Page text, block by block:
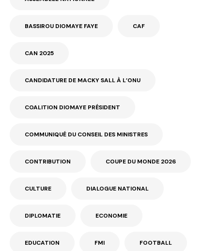
BASSIROU DIOMAYE FAYE CAF
CAN 2025
CANDIDATURE DE MACKY SALL À L’ONU
COALITION DIOMAYE PRÉSIDENT
COMMUNIQUÉ DU CONSEIL DES MINISTRES
CONTRIBUTION COUPE DU MONDE 2026
CULTURE DIALOGUE NATIONAL
DIPLOMATIE ECONOMIE
EDUCATION FMI FOOTBALL